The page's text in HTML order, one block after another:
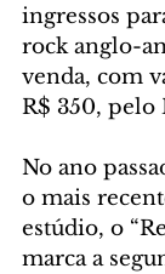
ingressos
rock anglo-
venda, com
R$ 350, pelo
No ano
o mais
estúdio, o
marca a